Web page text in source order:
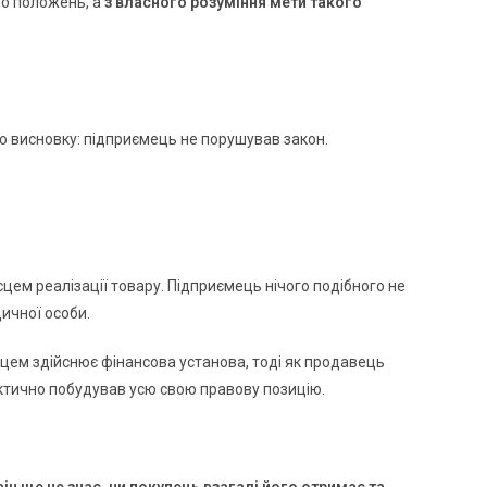
висновку: підприємець не порушував закон.
реалізації товару. Підприємець нічого подібного не
особи.
здійснює фінансова установа, тоді як продавець
побудував усю свою правову позицію.